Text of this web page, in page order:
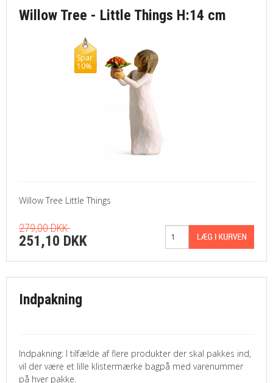
Willow Tree - Little Things H:14 cm
Spar
10%
Willow Tree Little Things
279,00 DKK
251,10 DKK
Indpakning
Indpakning: I tilfælde af flere produkter der skal pakkes ind,
vil der være et lille klistermærke bagpå med varenummer
på hver pakke.